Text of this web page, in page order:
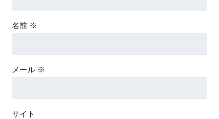
名前 ※
メール ※
サイト